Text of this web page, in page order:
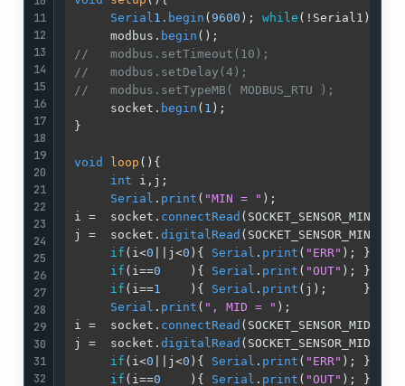
11
12
13
14
15
16
17
18
19
20
21
22
23
24
25
26
27
28
29
30
31
32
Serial1. begin ( 9600 ); while (!Serial1);
     modbus.
begin ();
//   modbus.setTimeout(10);                 //
//   modbus.setDelay(4);                    //
//   modbus.setTypeMB( MODBUS_RTU );        //
     socket.
begin ( 1 );
}
void
loop () {
int i,j;
Serial . print ( "MIN = " );
i =  socket. connectRead (SOCKET_SENSOR_MIN);
j =  socket. digitalRead (SOCKET_SENSOR_MIN);
if (i<0 ||j<0 ){ Serial . print ( "ERR" ); }
if (i==0
    ){
Serial . print ( "OUT" ); }
if (i==1
    ){
Serial . print (j);     }
Serial . print ( ", MID = " );
i =  socket. connectRead (SOCKET_SENSOR_MID);
j =  socket. digitalRead (SOCKET_SENSOR_MID);
if (i<0 ||j<0 ){ Serial . print ( "ERR" ); }
if (i==0
    ){
Serial . print ( "OUT" ); }